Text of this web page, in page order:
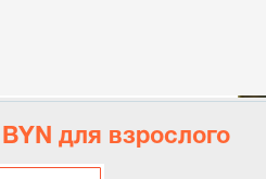
для взрослого